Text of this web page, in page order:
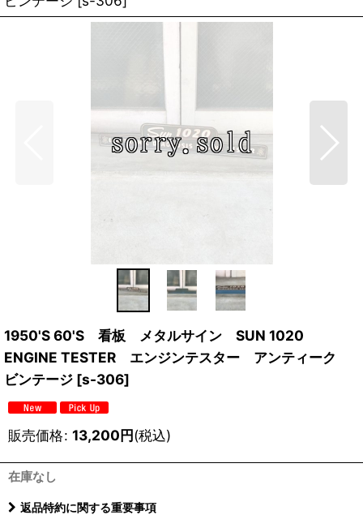
1950'S 60'S 看板 メタルサイン SUN 1020
ENGINE TESTER エンジンテスター アンティーク
ビンテージ [s-306]
販売価格: 13,200円(税込)
在庫なし
返品特約に関する重要事項